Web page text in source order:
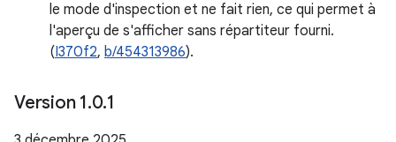
le mode d'inspection et ne fait rien, ce qui permet à
l'aperçu de s'afficher sans répartiteur fourni.
(I370f2, b/454313986).
Version 1.0.1